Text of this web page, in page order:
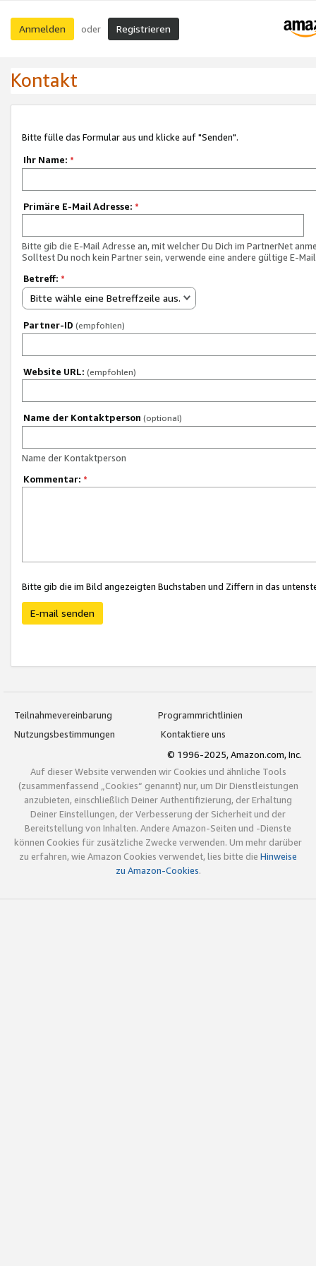
Anmelden oder Registrieren
Kontakt
Bitte fülle das Formular aus und klicke auf "Senden".
Ihr Name: *
Primäre E-Mail Adresse: *
Bitte gib die E-Mail Adresse an, mit welcher Du Dich im PartnerNet
Solltest Du noch kein Partner sein, verwende eine andere gültige E-
Betreff: *
Bitte wähle eine Betreffzeile aus.
Partner-ID (empfohlen)
Website URL: (empfohlen)
Name der Kontaktperson (optional)
Name der Kontaktperson
Kommentar: *
Bitte gib die im Bild angezeigten Buchstaben und Ziffern in das
E-mail senden
Teilnahmevereinbarung
Programmrichtlinien
Nutzungsbestimmungen
Kontaktiere uns
© 1996-2025, Amazon.com, Inc.
Auf dieser Website verwenden wir Cookies und ähnliche Tools
(zusammenfassend „Cookies“ genannt) nur, um Dir Dienstleistungen
anzubieten, einschließlich Deiner Authentifizierung, der Erhaltung
Deiner Einstellungen, der Verbesserung der Sicherheit und der
Bereitstellung von Inhalten. Andere Amazon-Seiten und -Dienste
können Cookies für zusätzliche Zwecke verwenden. Um mehr darüber
zu erfahren, wie Amazon Cookies verwendet, lies bitte die Hinweise
zu Amazon-Cookies.